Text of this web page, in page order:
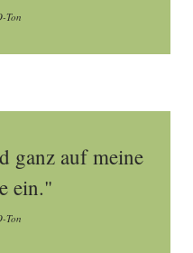
Ton
ganz auf meine
ein."
Ton